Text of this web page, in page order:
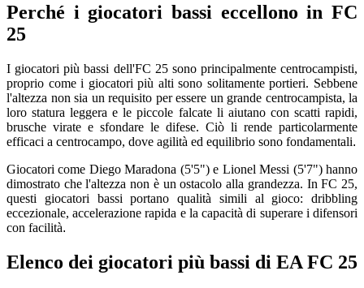
Perché i giocatori bassi eccellono in FC
25
I giocatori più bassi dell'FC 25 sono principalmente centrocampisti,
proprio come i giocatori più alti sono solitamente portieri. Sebbene
l'altezza non sia un requisito per essere un grande centrocampista, la
loro statura leggera e le piccole falcate li aiutano con scatti rapidi,
brusche virate e sfondare le difese. Ciò li rende particolarmente
efficaci a centrocampo, dove agilità ed equilibrio sono fondamentali.
Giocatori come Diego Maradona (5'5") e Lionel Messi (5'7") hanno
dimostrato che l'altezza non è un ostacolo alla grandezza. In FC 25,
questi giocatori bassi portano qualità simili al gioco: dribbling
eccezionale, accelerazione rapida e la capacità di superare i difensori
con facilità.
Elenco dei giocatori più bassi di EA FC 25